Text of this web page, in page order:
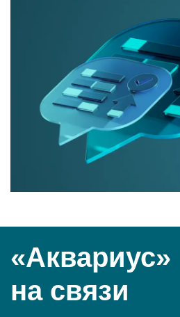
«Аквариус»
на связи